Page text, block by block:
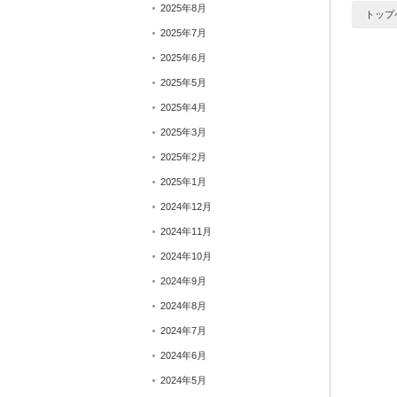
トッ
2025年8月
2025年7月
2025年6月
2025年5月
2025年4月
2025年3月
2025年2月
2025年1月
2024年12月
2024年11月
2024年10月
2024年9月
2024年8月
2024年7月
2024年6月
2024年5月